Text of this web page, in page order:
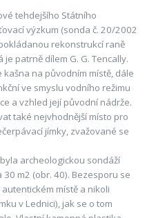
tehdejšího Státního
výzkum (sonda č. 20/2002
rekonstrukcí raně
patrně dílem G. G. Tencally.
na původním místě, dále
ve smyslu vodního režimu
a vzhled její původní nádrže.
také nejvhodnější místo pro
jímky, zvažované se
archeologickou sondáží
m2 (obr. 40). Bezesporu se
místě a nikoli
v Lednici), jak se o tom